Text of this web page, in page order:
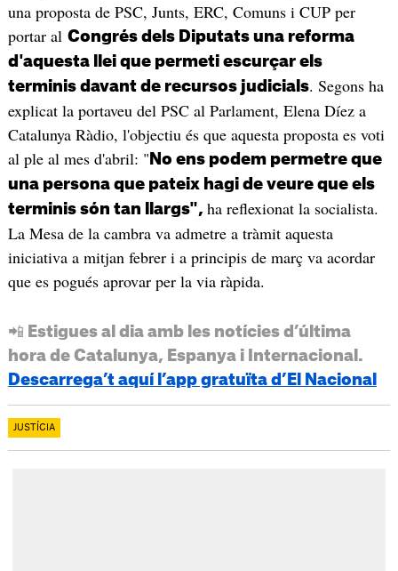
una proposta de PSC, Junts, ERC, Comuns i CUP per
portar al Congrés dels Diputats una reforma
d'aquesta llei que permeti escurçar els
terminis davant de recursos judicials. Segons ha
explicat la portaveu del PSC al Parlament, Elena Díez a
Catalunya Ràdio, l'objectiu és que aquesta proposta es voti
al ple al mes d'abril: " No ens podem permetre que
una persona que pateix hagi de veure que els
terminis són tan llargs", ha reflexionat la socialista.
La Mesa de la cambra va admetre a tràmit aquesta
iniciativa a mitjan febrer i a principis de març va acordar
que es pogués aprovar per la via ràpida.
📲 Estigues al dia amb les notícies d’última
hora de Catalunya, Espanya i Internacional.
Descarrega’t aquí l’app gratuïta d’El Nacional
JUSTÍCIA